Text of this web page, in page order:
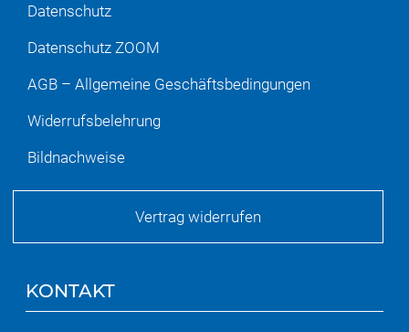
Datenschutz
Datenschutz ZOOM
AGB – Allgemeine Geschäftsbedingungen
Widerrufsbelehrung
Bildnachweise
Vertrag widerrufen
KONTAKT